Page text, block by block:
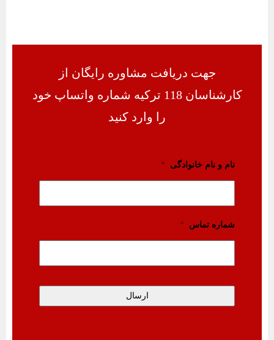
جهت دریافت مشاوره رایگان از
کارشناسان 118 ترکیه شماره واتساپ خود
را وارد کنید
نام و نام خانوادگی *
شماره تماس *